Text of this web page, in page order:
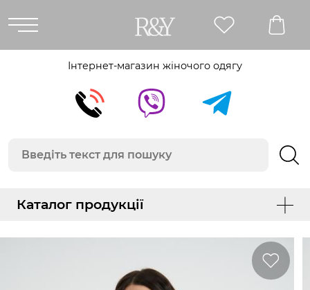
Інтернет-магазин жіночого одягу
Каталог продукції